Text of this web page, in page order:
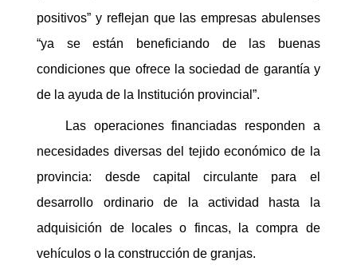
positivos” y reflejan que las empresas abulenses
“ya se están beneficiando de las buenas
condiciones que ofrece la sociedad de garantía y
de la ayuda de la Institución provincial”.
Las operaciones financiadas responden a
necesidades diversas del tejido económico de la
provincia: desde capital circulante para el
desarrollo ordinario de la actividad hasta la
adquisición de locales o fincas, la compra de
vehículos o la construcción de granjas.